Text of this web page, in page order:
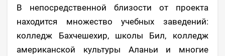
В непосредственной близости от проекта
находится множество учебных заведений:
колледж Бахчешехир, школы Бил, колледж
американской культуры Аланьи и многие